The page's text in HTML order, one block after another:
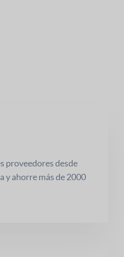
proveedores desde
y ahorre más de 2000